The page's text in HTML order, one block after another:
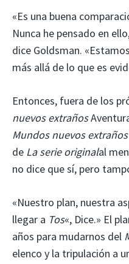
«Es una buena
Nunca he pensado en
dice Goldsman.
más allá de lo que es
Entonces, fuera de los
nuevos extraños
Mundos nuevos extraños
de La serie originalal
no dice que sí, pero
«Nuestro plan, nuestra
llegar a Tos«, Dice.» El
años para mudarnos del
elenco y la tripulación a